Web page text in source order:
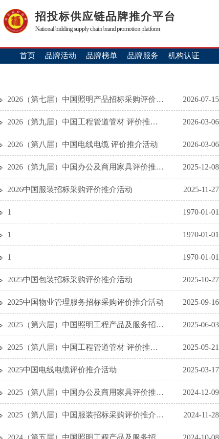
招投标供应链品牌推介平台
National bidding supply chain brand promotion platform
首页 品牌活动 品牌榜单 品牌服务 机构认证
2026（第七届）中国照明产品招标采购评价推介活动 2026-07-15
2026（第九届）中国工程管道管材 评价推介活动 2026-03-06
2026（第八届）中国电线电缆 评价推介活动 2026-03-06
2026（第九届）中国办公及商用家具评价推介活动 2025-12-08
2026中国服装招标采购评价推介活动 2025-11-27
1 1970-01-01
1 1970-01-01
1 1970-01-01
2025中国包装招标采购评价推介活动 2025-10-27
2025中国物业管理服务招标采购评价推介活动 2025-09-16
2025（第六届）中国照明工程产品及服务招标采购评价推介活动 2025-06-03
2025（第八届）中国工程管道管材 评价推介活动 2025-05-21
2025中国电线电缆评价推介活动 2025-03-17
2025（第八届）中国办公及商用家具评价推介活动 2024-12-09
2025（第八届）中国服装招标采购评价推介活动 2024-11-28
2024（第五届）中国照明工程产品及服务招标采购评价推介活动 2024-10-08